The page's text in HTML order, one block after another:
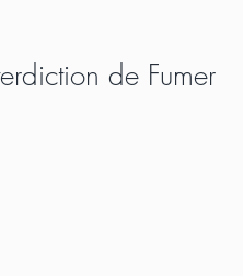
de Fumer